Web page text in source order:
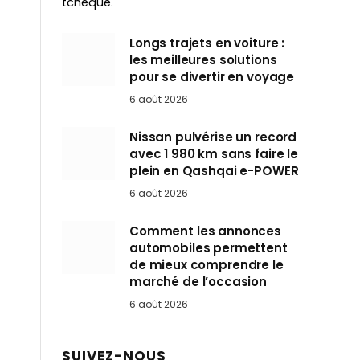
Longs trajets en voiture :
les meilleures solutions
pour se divertir en voyage
6 août 2026
Nissan pulvérise un record
avec 1 980 km sans faire le
plein en Qashqai e-POWER
6 août 2026
Comment les annonces
automobiles permettent
de mieux comprendre le
marché de l’occasion
6 août 2026
SUIVEZ-NOUS